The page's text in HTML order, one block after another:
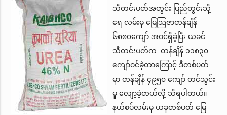
သီတင်းပတ်အတွင်း ပြည်တွင်းသို့
ရေ လမ်းမှ မြေသြဇာတန်ချိန်
၆၈၈၀ကျော် အဝင်ရှိခဲ့ပြီး ယခင်
သီတင်းပတ်က တန်ချိန် ၁၁၈၃၀
ကျော်ဝင်ခဲ့တာကြောင့် ဒီတစ်ပတ်
မှာ တန်ချိန် ၄၉၅၀ ကျော် တင်သွင်း
မှု လျော့ခဲ့တယ်လို့ သိရပါတယ်။
နယ်စပ်လမ်းမှ ယခုတစ်ပတ် မြေ